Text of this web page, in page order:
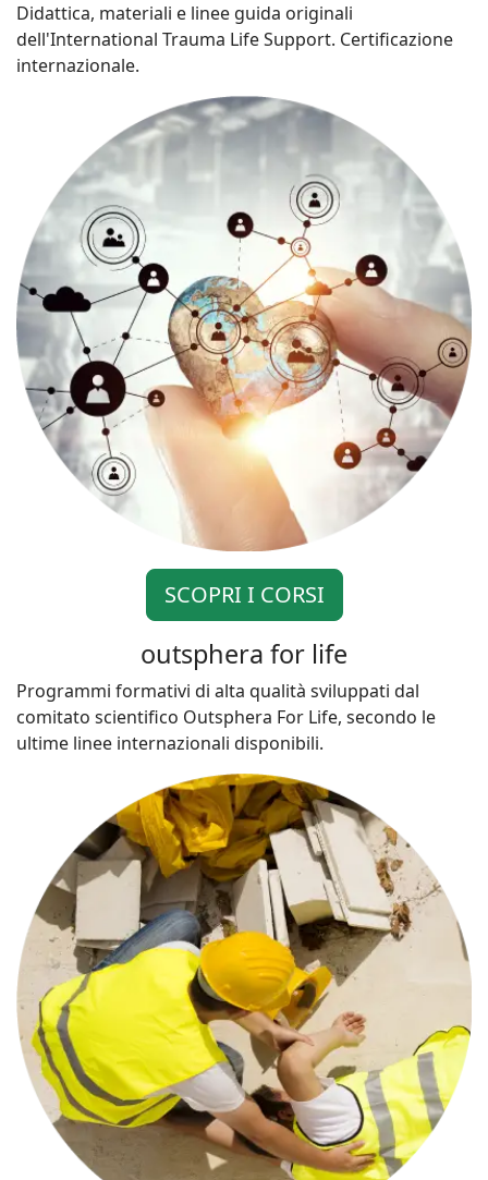
Didattica, materiali e linee guida originali
dell'International Trauma Life Support. Certificazione
internazionale.
SCOPRI I CORSI
outsphera for life
Programmi formativi di alta qualità sviluppati dal
comitato scientifico Outsphera For Life, secondo le
ultime linee internazionali disponibili.